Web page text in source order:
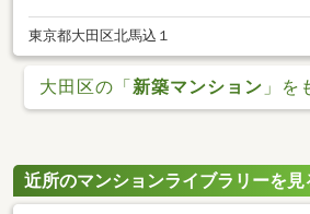
東京都大田区北馬込１
大田区の「新築マンション 」を
近所のマンションライブラリーを見